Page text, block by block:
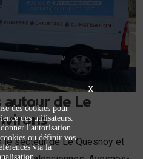
de Le
secteur de Le Quesnoy et
X
des cookies pour
des utilisateurs.
l'autorisation
ou définir vos
via la